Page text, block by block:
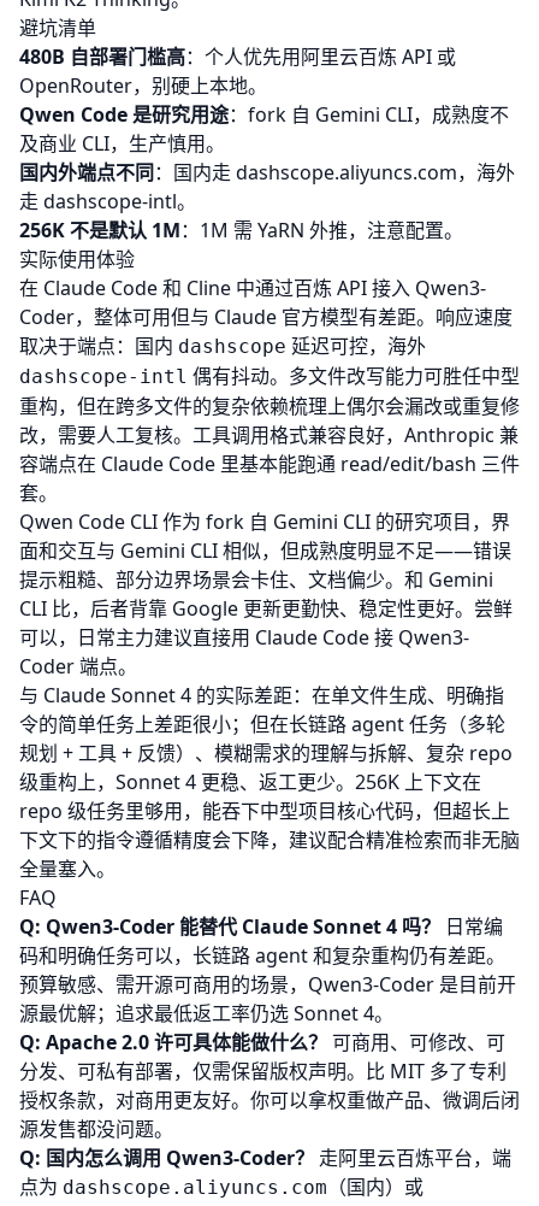
避坑清单
480B 自部署门槛高：个人优先用阿里云百炼 API 或
OpenRouter，别硬上本地。
Qwen Code 是研究用途：fork 自 Gemini CLI，成熟度不
及商业 CLI，生产慎用。
国内外端点不同：国内走 dashscope.aliyuncs.com，海外
走 dashscope-intl。
256K 不是默认 1M：1M 需 YaRN 外推，注意配置。
实际使用体验
在 Claude Code 和 Cline 中通过百炼 API 接入 Qwen3-
Coder，整体可用但与 Claude 官方模型有差距。响应速度
取决于端点：国内 dashscope 延迟可控，海外
dashscope-intl 偶有抖动。多文件改写能力可胜任中型
重构，但在跨多文件的复杂依赖梳理上偶尔会漏改或重复修
改，需要人工复核。工具调用格式兼容良好，Anthropic 兼
容端点在 Claude Code 里基本能跑通 read/edit/bash 三件
套。
Qwen Code CLI 作为 fork 自 Gemini CLI 的研究项目，界
面和交互与 Gemini CLI 相似，但成熟度明显不足——错误
提示粗糙、部分边界场景会卡住、文档偏少。和 Gemini
CLI 比，后者背靠 Google 更新更勤快、稳定性更好。尝鲜
可以，日常主力建议直接用 Claude Code 接 Qwen3-
Coder 端点。
与 Claude Sonnet 4 的实际差距：在单文件生成、明确指
令的简单任务上差距很小；但在长链路 agent 任务（多轮
规划 + 工具 + 反馈）、模糊需求的理解与拆解、复杂 repo
级重构上，Sonnet 4 更稳、返工更少。256K 上下文在
repo 级任务里够用，能吞下中型项目核心代码，但超长上
下文下的指令遵循精度会下降，建议配合精准检索而非无脑
全量塞入。
FAQ
Q: Qwen3-Coder 能替代 Claude Sonnet 4 吗？
日常编
码和明确任务可以，长链路 agent 和复杂重构仍有差距。
预算敏感、需开源可商用的场景，Qwen3-Coder 是目前开
源最优解；追求最低返工率仍选Sonnet 4。
Q: Apache 2.0 许可具体能做什么？ 可商用、可修改、可
分发、可私有部署，仅需保留版权声明。比 MIT 多了专利
授权条款，对商用更友好。你可以拿权重做产品、微调后闭
源发售都没问题。
Q: 国内怎么调用 Qwen3-Coder？ 走阿里云百炼平台，端
点为 dashscope.aliyuncs.com （国内）或